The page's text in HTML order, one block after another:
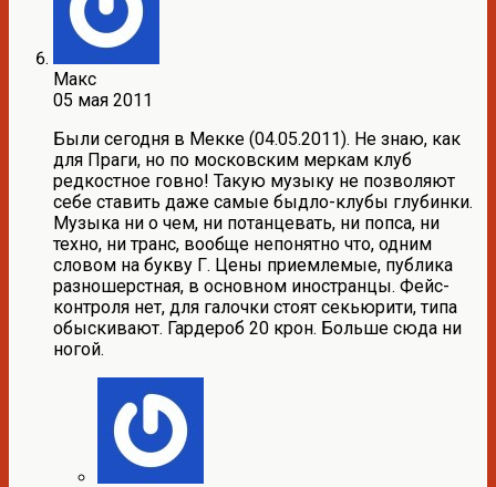
Макс
05 мая 2011
Были сегодня в Мекке (04.05.2011). Не знаю, как
для Праги, но по московским меркам клуб
редкостное говно! Такую музыку не позволяют
себе ставить даже самые быдло-клубы глубинки.
Музыка ни о чем, ни потанцевать, ни попса, ни
техно, ни транс, вообще непонятно что, одним
словом на букву Г. Цены приемлемые, публика
разношерстная, в основном иностранцы. Фейс-
контроля нет, для галочки стоят секьюрити, типа
обыскивают. Гардероб 20 крон. Больше сюда ни
ногой.